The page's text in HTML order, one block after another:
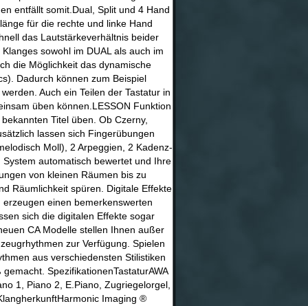
entfällt somit.Dual, Split und 4 Hand
für die rechte und linke Hand
das Lautstärkeverhältnis beider
sowohl im DUAL als auch im
die Möglichkeit das dynamische
Dadurch können zum Beispiel
Auch ein Teilen der Tastatur in
üben können.LESSON Funktion
Titel üben. Ob Czerny,
lassen sich Fingerübungen
Moll), 2 Arpeggien, 2 Kadenz-
automatisch bewertet und Ihre
von kleinen Räumen bis zu
Räumlichkeit spüren. Digitale Effekte
einen bemerkenswerten
sich die digitalen Effekte sogar
CA Modelle stellen Ihnen außer
zur Verfügung. Spielen
aus verschiedensten Stilistiken
SpezifikationenTastaturAWA
1, Piano 2, E.Piano, Zugriegelorgel,
Imaging ®